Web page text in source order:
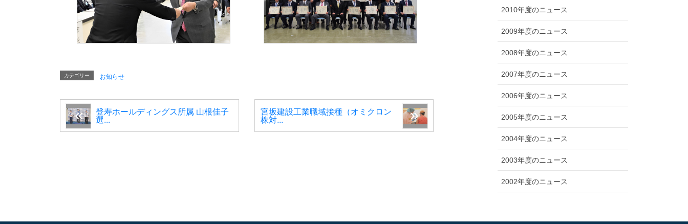
カテゴリー お知らせ
登寿ホールディングス所属 山根佳子
選...
宮坂建設工業職域接種（オミクロン
株対...
2010年度のニュース
2009年度のニュース
2008年度のニュース
2007年度のニュース
2006年度のニュース
2005年度のニュース
2004年度のニュース
2003年度のニュース
2002年度のニュース